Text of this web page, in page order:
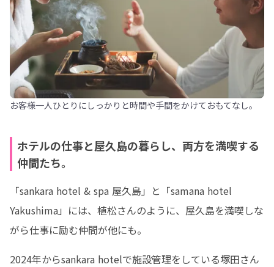
お客様一人ひとりにしっかりと時間や手間をかけておもてなし。
ホテルの仕事と屋久島の暮らし、両方を満喫する
仲間たち。
「sankara hotel & spa 屋久島」と「samana hotel
Yakushima」には、植松さんのように、屋久島を満喫しな
がら仕事に励む仲間が他にも。
2024年からsankara hotelで施設管理をしている塚田さん